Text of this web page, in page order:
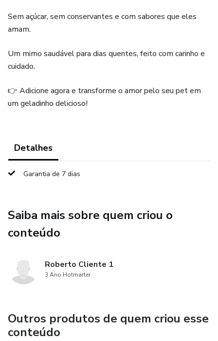
Sem açúcar, sem conservantes e com sabores que eles
amam.
Um mimo saudável para dias quentes, feito com carinho e
cuidado.
👉 Adicione agora e transforme o amor pelo seu pet em
um geladinho delicioso!
Detalhes
Garantia de 7 dias
Saiba mais sobre quem criou o
conteúdo
Roberto Cliente 1
3 Ano Hotmarter
Outros produtos de quem criou esse
conteúdo